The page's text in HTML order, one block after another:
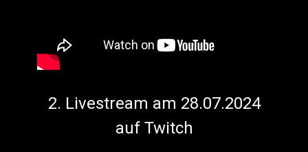
2. Livestream am 28.07.2024
auf Twitch